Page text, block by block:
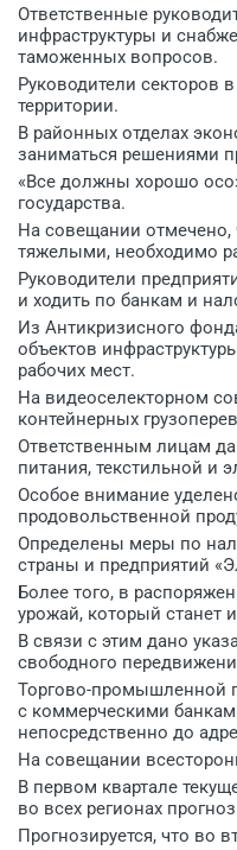
Ответственные
инфраструктуры и
таможенных вопросов.
Руководители секторов
территории.
В районных отделах
заниматься решениями
«Все должны хорошо
государства.
На совещании отмечено,
тяжелыми, необходимо
Руководители
и ходить по банкам и
Из Антикризисного
объектов
рабочих мест.
На видеоселекторном
контейнерных
Ответственным лицам
питания, текстильной и
Особое внимание
продовольственной
Определены меры по
страны и предприятий
Более того, в
урожай, который станет
В связи с этим дано
свободного
Торгово-промышленной
с коммерческими
непосредственно до
На совещании
В первом квартале
во всех регионах
Прогнозируется, что во